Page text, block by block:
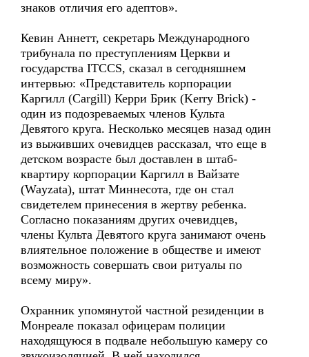
знаков отличия его адептов».
Кевин Аннетт, секретарь Международного
трибунала по преступлениям Церкви и
государства ITCCS, сказал в сегодняшнем
интервью: «Представитель корпорации
Каргилл (Cargill) Керри Брик (Kerry Brick) -
один из подозреваемых членов Культа
Девятого круга. Несколько месяцев назад один
из выживших очевидцев рассказал, что еще в
детском возрасте был доставлен в штаб-
квартиру корпорации Каргилл в Вайзате
(Wayzata), штат Миннесота, где он стал
свидетелем принесения в жертву ребенка.
Согласно показаниям других очевидцев,
члены Культа Девятого круга занимают очень
влиятельное положение в обществе и имеют
возможность совершать свои ритуалы по
всему миру».
Охранник упомянутой частной резиденции в
Монреале показал офицерам полиции
находящуюся в подвале небольшую камеру со